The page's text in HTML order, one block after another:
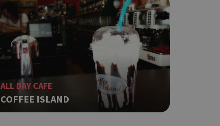
ALL DAY CAFE
COFFEE ISLAND
που
για ένα
είναι
ο
ένα καλό
σελίδων.
Google